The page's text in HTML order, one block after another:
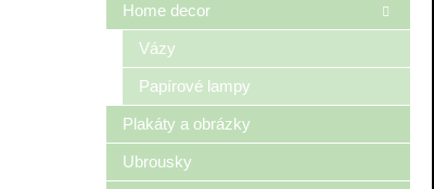
Home decor
Vázy
Papírové lampy
Plakáty a obrázky
Ubrousky